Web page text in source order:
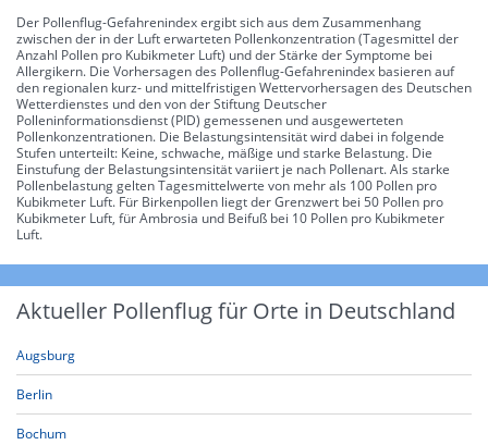
Der Pollenflug-Gefahrenindex ergibt sich aus dem Zusammenhang
zwischen der in der Luft erwarteten Pollenkonzentration (Tagesmittel der
Anzahl Pollen pro Kubikmeter Luft) und der Stärke der Symptome bei
Allergikern. Die Vorhersagen des Pollenflug-Gefahrenindex basieren auf
den regionalen kurz- und mittelfristigen Wettervorhersagen des Deutschen
Wetterdienstes und den von der Stiftung Deutscher
Polleninformationsdienst (PID) gemessenen und ausgewerteten
Pollenkonzentrationen. Die Belastungsintensität wird dabei in folgende
Stufen unterteilt: Keine, schwache, mäßige und starke Belastung. Die
Einstufung der Belastungsintensität variiert je nach Pollenart. Als starke
Pollenbelastung gelten Tagesmittelwerte von mehr als 100 Pollen pro
Kubikmeter Luft. Für Birkenpollen liegt der Grenzwert bei 50 Pollen pro
Kubikmeter Luft, für Ambrosia und Beifuß bei 10 Pollen pro Kubikmeter
Luft.
Aktueller Pollenflug für Orte in Deutschland
Augsburg
Berlin
Bochum